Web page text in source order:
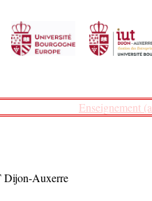
Enseignement
Dijon-Auxerre